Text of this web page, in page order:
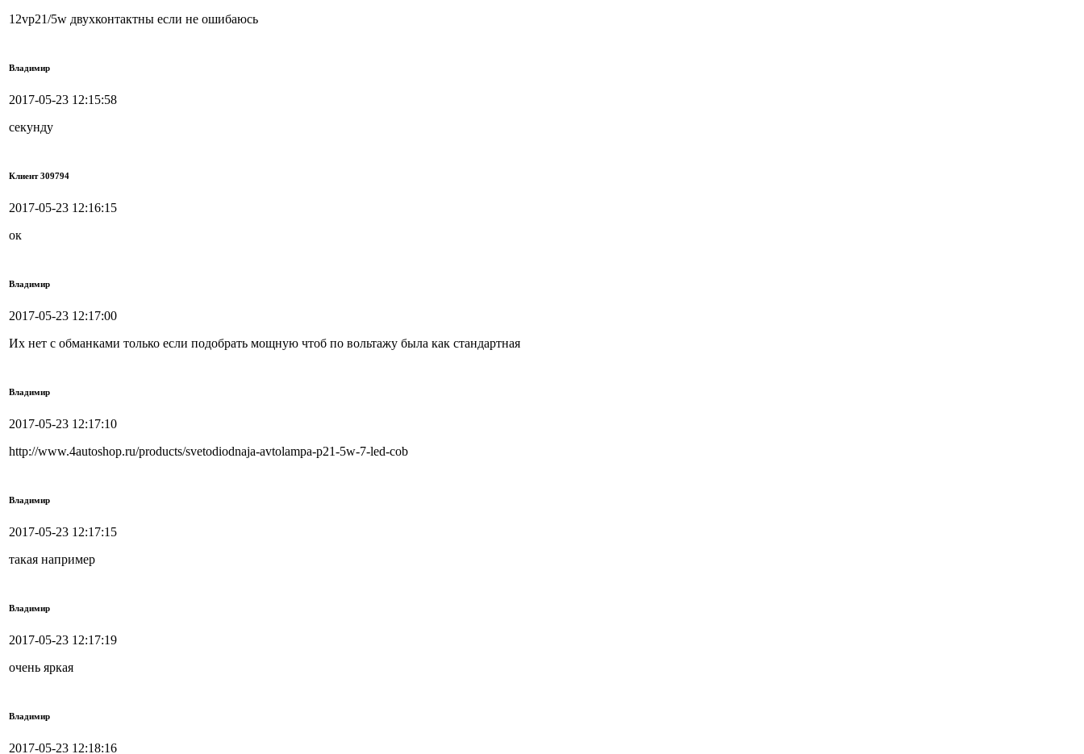
12vp21/5w двухконтактны если не ошибаюсь
Владимир
2017-05-23 12:15:58
секунду
Клиент 309794
2017-05-23 12:16:15
ок
Владимир
2017-05-23 12:17:00
Их нет с обманками только если подобрать мощную чтоб по вольтажу была как стандартная
Владимир
2017-05-23 12:17:10
http://www.4autoshop.ru/products/svetodiodnaja-avtolampa-p21-5w-7-led-cob
Владимир
2017-05-23 12:17:15
такая например
Владимир
2017-05-23 12:17:19
очень яркая
Владимир
2017-05-23 12:18:16